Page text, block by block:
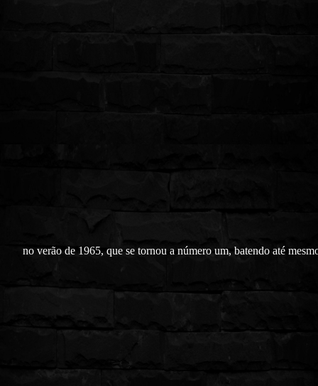
no verão de 1965, que se tornou a número um, batendo até